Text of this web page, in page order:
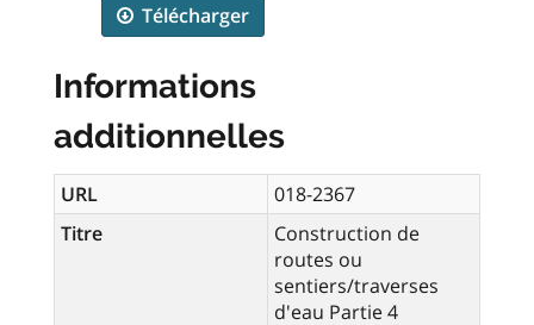
Télécharger
Informations
additionnelles
URL
018-2367
Titre
Construction de
routes ou
sentiers/traverses
d'eau Partie 4